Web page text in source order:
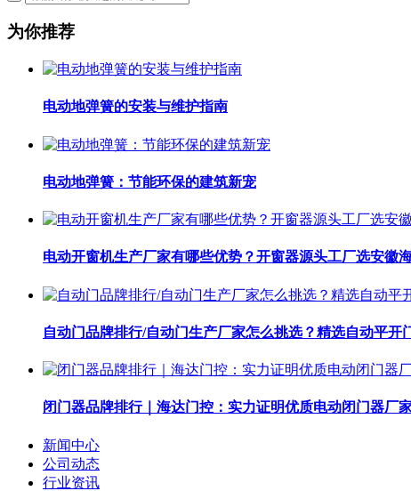
为你推荐
电动地弹簧的安装与维护指南
电动地弹簧：节能环保的建筑新宠
电动开窗机生产厂家有哪些优势？开窗器源头工厂选安徽
自动门品牌排行/自动门生产厂家怎么挑选？精选自动平开
闭门器品牌排行｜海达门控：实力证明优质电动闭门器厂
新闻中心
公司动态
行业资讯